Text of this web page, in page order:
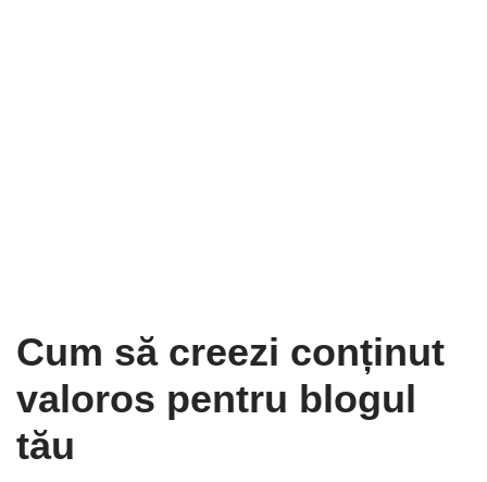
Cum să creezi conținut
valoros pentru blogul
tău